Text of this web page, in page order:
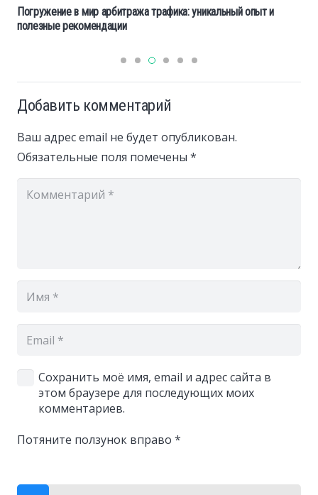
Погружение в мир арбитража трафика: уникальный опыт и
полезные рекомендации
Добавить комментарий
Ваш адрес email не будет опубликован.
Обязательные поля помечены *
Сохранить моё имя, email и адрес сайта в
этом браузере для последующих моих
комментариев.
Потяните ползунок вправо *